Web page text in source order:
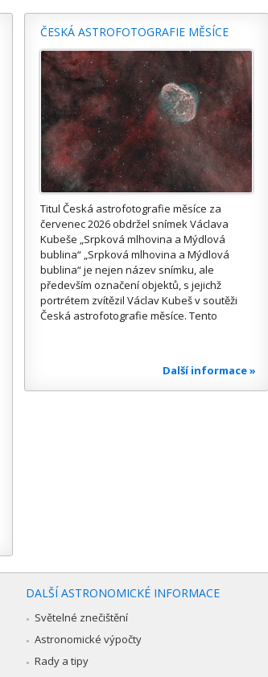
ČESKÁ ASTROFOTOGRAFIE MĚSÍCE
Titul Česká astrofotografie měsíce za
červenec 2026 obdržel snímek Václava
Kubeše „Srpková mlhovina a Mýdlová
bublina“ „Srpková mlhovina a Mýdlová
bublina“ je nejen název snímku, ale
především označení objektů, s jejichž
portrétem zvítězil Václav Kubeš v soutěži
Česká astrofotografie měsíce. Tento
Další informace »
DALŠÍ ASTRONOMICKÉ INFORMACE
Světelné znečištění
Astronomické výpočty
Rady a tipy